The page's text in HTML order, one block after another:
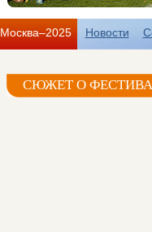
Москва–2025 Новости
СЮЖЕТ О